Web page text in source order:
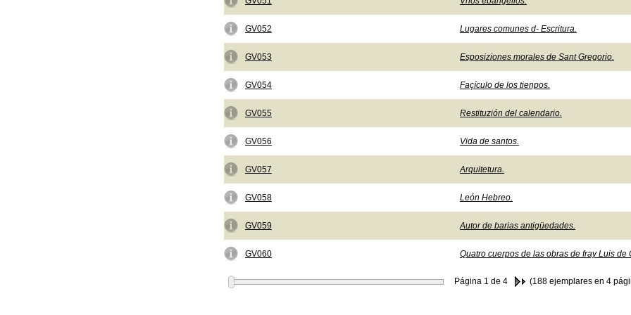
GV052 Lugares comunes d- Escritura.
GV053 Esposiziones morales de Sant Gregorio.
GV054 Façículo de los tienpos.
GV055 Restituzión del calendario.
GV056 Vida de santos.
GV057 Arquitetura.
GV058 León Hebreo.
GV059 Autor de barias antigüedades.
GV060 Quatro cuerpos de las obras de fray Luis de
Página 1 de 4 (188 ejemplares en 4